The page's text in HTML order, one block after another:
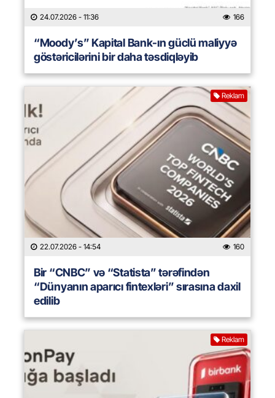
24.07.2026 - 11:36 166
“Moody’s” Kapital Bank-ın güclü maliyyə
göstəricilərini bir daha təsdiqləyib
Reklam
22.07.2026 - 14:54 160
Bir “CNBC” və “Statista” tərəfindən
“Dünyanın aparıcı fintexləri” sırasına daxil
edilib
Reklam